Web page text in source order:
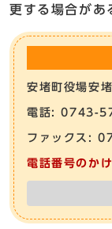
更する場合があ
安堵町役場安
電話: 0743-
ファックス:
電話番号のか